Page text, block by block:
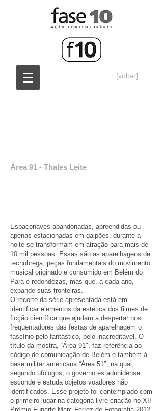
[voltar]
Área 91 - Thales Leite
Espaçonaves abandonadas, apreendidas ou
apenas estacionadas em galpões, durante a
noite se transformam em atração para mais de
10 mil pessoas. Essas são as aparelhagens de
tecnobrega, peças fundamentais do movimento
musical originado e consumido em Belém do
Pará e redondezas, mas que, a cada ano,
expande suas fronteiras.
O recorte da série apresentada está em
identificar elementos da estética dos filmes de
ficção científica que ajudam a despertar nos
frequentadores das festas de aparelhagem o
fascínio pelo fantástico, pelo inacreditável. O
título da mostra, “Área 91″, faz referência ao
código de comunicação de Belém e também à
base militar americana “Área 51″, na qual,
segundo ufólogos, o governo estadunidense
esconde e estuda objetos voadores não
identificados. Esse projeto foi contemplado com
o primeiro lugar na categoria livre criação no XII